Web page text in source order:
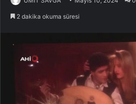
2 dakika okuma süresi